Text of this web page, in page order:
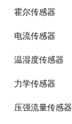
霍尔传感器
电流传感器
温湿度传感器
力学传感器
压强流量传感器